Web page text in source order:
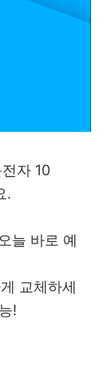
자 10
.
늘 바로 예
교체하세
!